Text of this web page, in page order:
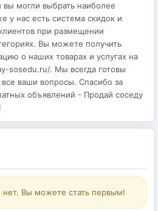
вы могли выбрать наиболее
у нас есть система скидок и
при размещении
Вы можете получить
о наших товарах и услугах на
sosedu.ru/. Мы всегда готовы
ваши вопросы. Спасибо за
объявлений - Продай соседу
нет. Вы можете стать первым!